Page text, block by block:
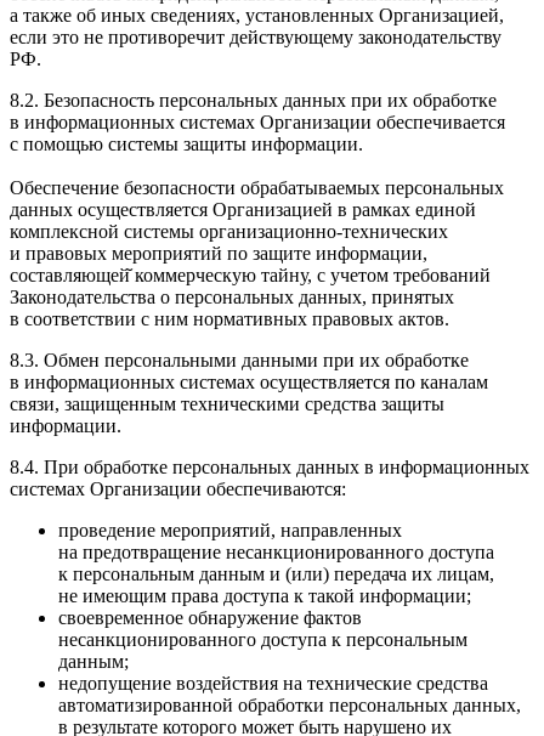
а также об иных сведениях, установленных Организацией,
если это не противоречит действующему законодательству
РФ.
8.2. Безопасность персональных данных при их обработке
в информационных системах Организации обеспечивается
с помощью системы защиты информации.
Обеспечение безопасности обрабатываемых персональных
данных осуществляется Организацией в рамках единой
комплексной системы организационно-технических
и правовых мероприятий по защите информации,
составляющей̆ коммерческую тайну, с учетом требований
Законодательства о персональных данных, принятых
в соответствии с ним нормативных правовых актов.
8.3. Обмен персональными данными при их обработке
в информационных системах осуществляется по каналам
связи, защищенным техническими средства защиты
информации.
8.4. При обработке персональных данных в информационных
системах Организации обеспечиваются:
проведение мероприятий, направленных
на предотвращение несанкционированного доступа
к персональным данным и (или) передача их лицам,
не имеющим права доступа к такой информации;
своевременное обнаружение фактов
несанкционированного доступа к персональным
данным;
недопущение воздействия на технические средства
автоматизированной обработки персональных данных,
в результате которого может быть нарушено их